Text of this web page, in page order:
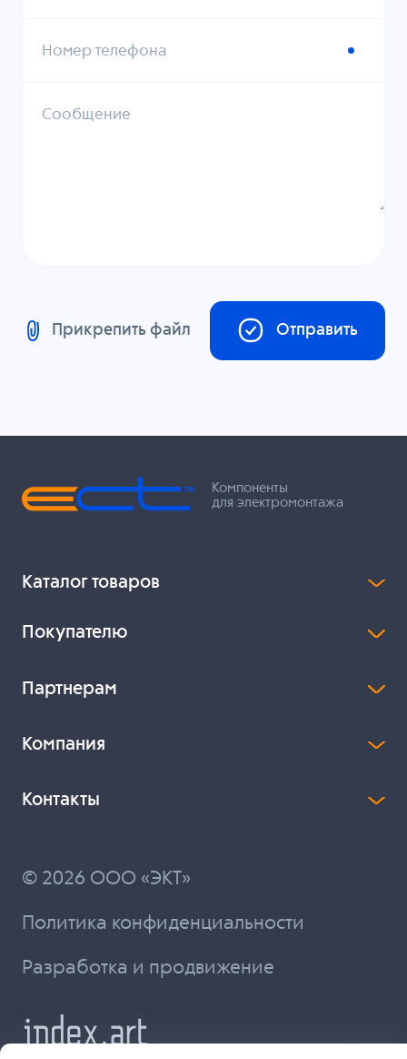
Номер телефона
Сообщение
Прикрепить файл Отправить
Компоненты
для электромонтажа
Каталог товаров
Покупателю
Партнерам
Компания
Контакты
© 2026 ООО «ЭКТ»
Политика конфиденциальности
Разработка и продвижение